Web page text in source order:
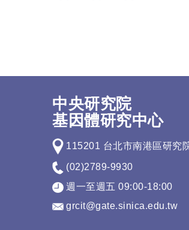
中央研究院
基因體研究中心
115201 台北市南港區研究
(02)2789-9930
週一至週五 09:00-18:00
grcit@gate.sinica.edu.tw